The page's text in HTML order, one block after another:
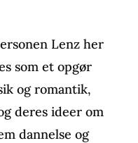
Lenz her
som et opgør
og romantik,
deres ideer om
dannelse og